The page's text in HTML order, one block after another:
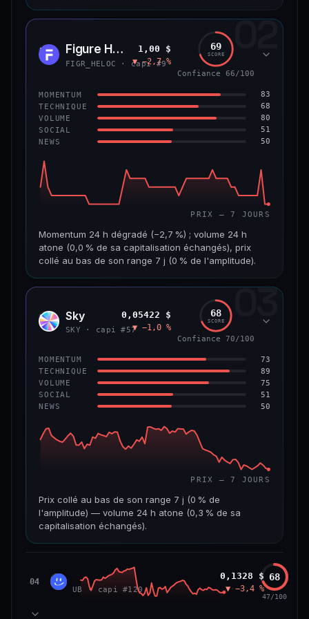
CAP. MARCHÉ VOLUME 24 H
VAR. 7 J VAR. 30 J
+2,0 %
VS ATH
−8,5 %
CONFIANCE 69/100
02
FIGR Figure Heloc
FIGR_HELOC · capi #9
1,00 $
▼ −2,7 %
69
SCORE
Confiance 66/100
MOMENTUM 83
TECHNIQUE 68
VOLUME 80
SOCIAL 51
NEWS 50
PRIX — 7 JOURS
Momentum 24 h dégradé (−2,7 %) ; volume 24 h
atone (0,0 % de sa capitalisation échangés), prix
collé au bas de son range 7 j (0 % de l'amplitude).
CAP. MARCHÉ VOLUME 24 H
VAR. 7 J VAR. 30 J
−3,2 %
VS ATH
−5,6 %
RANG CAPI.
#9
CONFIANCE 66/100
03
SKY Sky
SKY · capi #57
0,05422 $
▼ −1,0 %
68
SCORE
Confiance 70/100
MOMENTUM 73
TECHNIQUE 89
VOLUME 75
SOCIAL 51
NEWS 50
PRIX — 7 JOURS
Prix collé au bas de son range 7 j (0 % de
l'amplitude) — volume 24 h atone (0,3 % de sa
capitalisation échangés).
VAR. 7 J VAR. 30 J
04 UB Unibase
UB · capi #120
0,1328 $
▼ −3,4 %
68
47/100